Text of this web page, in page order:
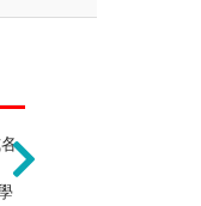
職能治療師為復健科內
職能治療師，亦可以在
鬱症等病人，除醫院外